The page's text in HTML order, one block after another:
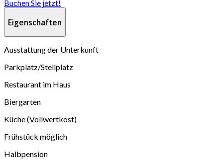
Buchen Sie jetzt!
Eigenschaften
Ausstattung der Unterkunft
Parkplatz/Stellplatz
Restaurant im Haus
Biergarten
Küche (Vollwertkost)
Frühstück möglich
Halbpension